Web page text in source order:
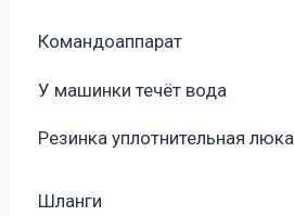
Командоаппарат
У машинки течёт вода
Резинка уплотнительная люка
Шланги